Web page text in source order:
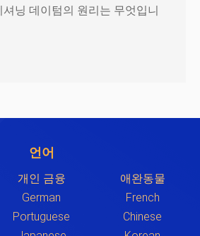
닝 데이텀의 원리는 무엇입니
언어
개인 금융
애완동물
German
French
Portuguese
Chinese